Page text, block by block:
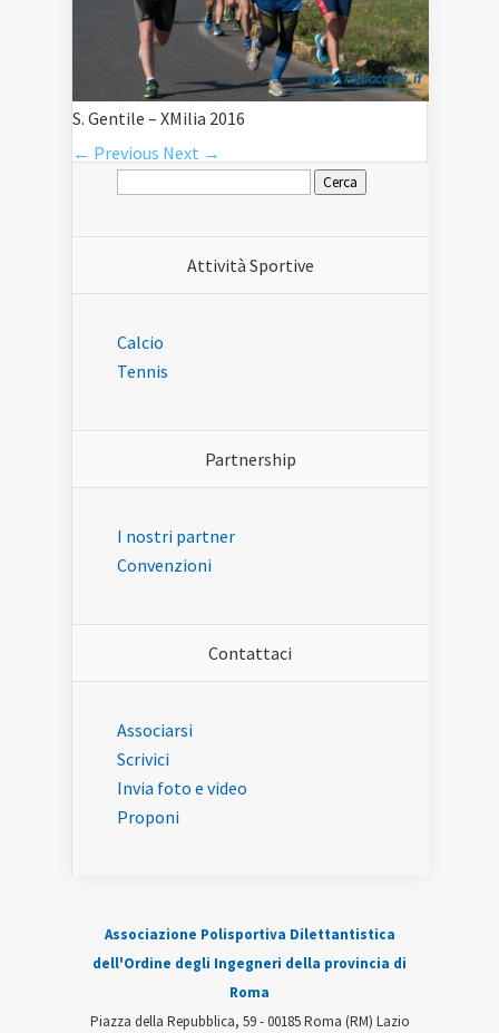
S. Gentile – XMilia 2016
← Previous Next →
Ricerca
Attività Sportive
Calcio
Tennis
Partnership
I nostri partner
Convenzioni
Contattaci
Associarsi
Scrivici
Invia foto e video
Proponi
Associazione Polisportiva Dilettantistica
dell'Ordine degli Ingegneri della provincia di
Roma
Piazza della Repubblica, 59 - 00185 Roma (RM) Lazio